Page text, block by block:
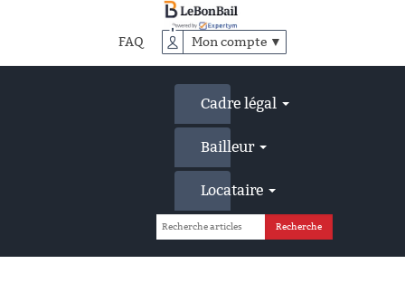
FAQ Mon compte ▼
Cadre légal
Bailleur
Locataire